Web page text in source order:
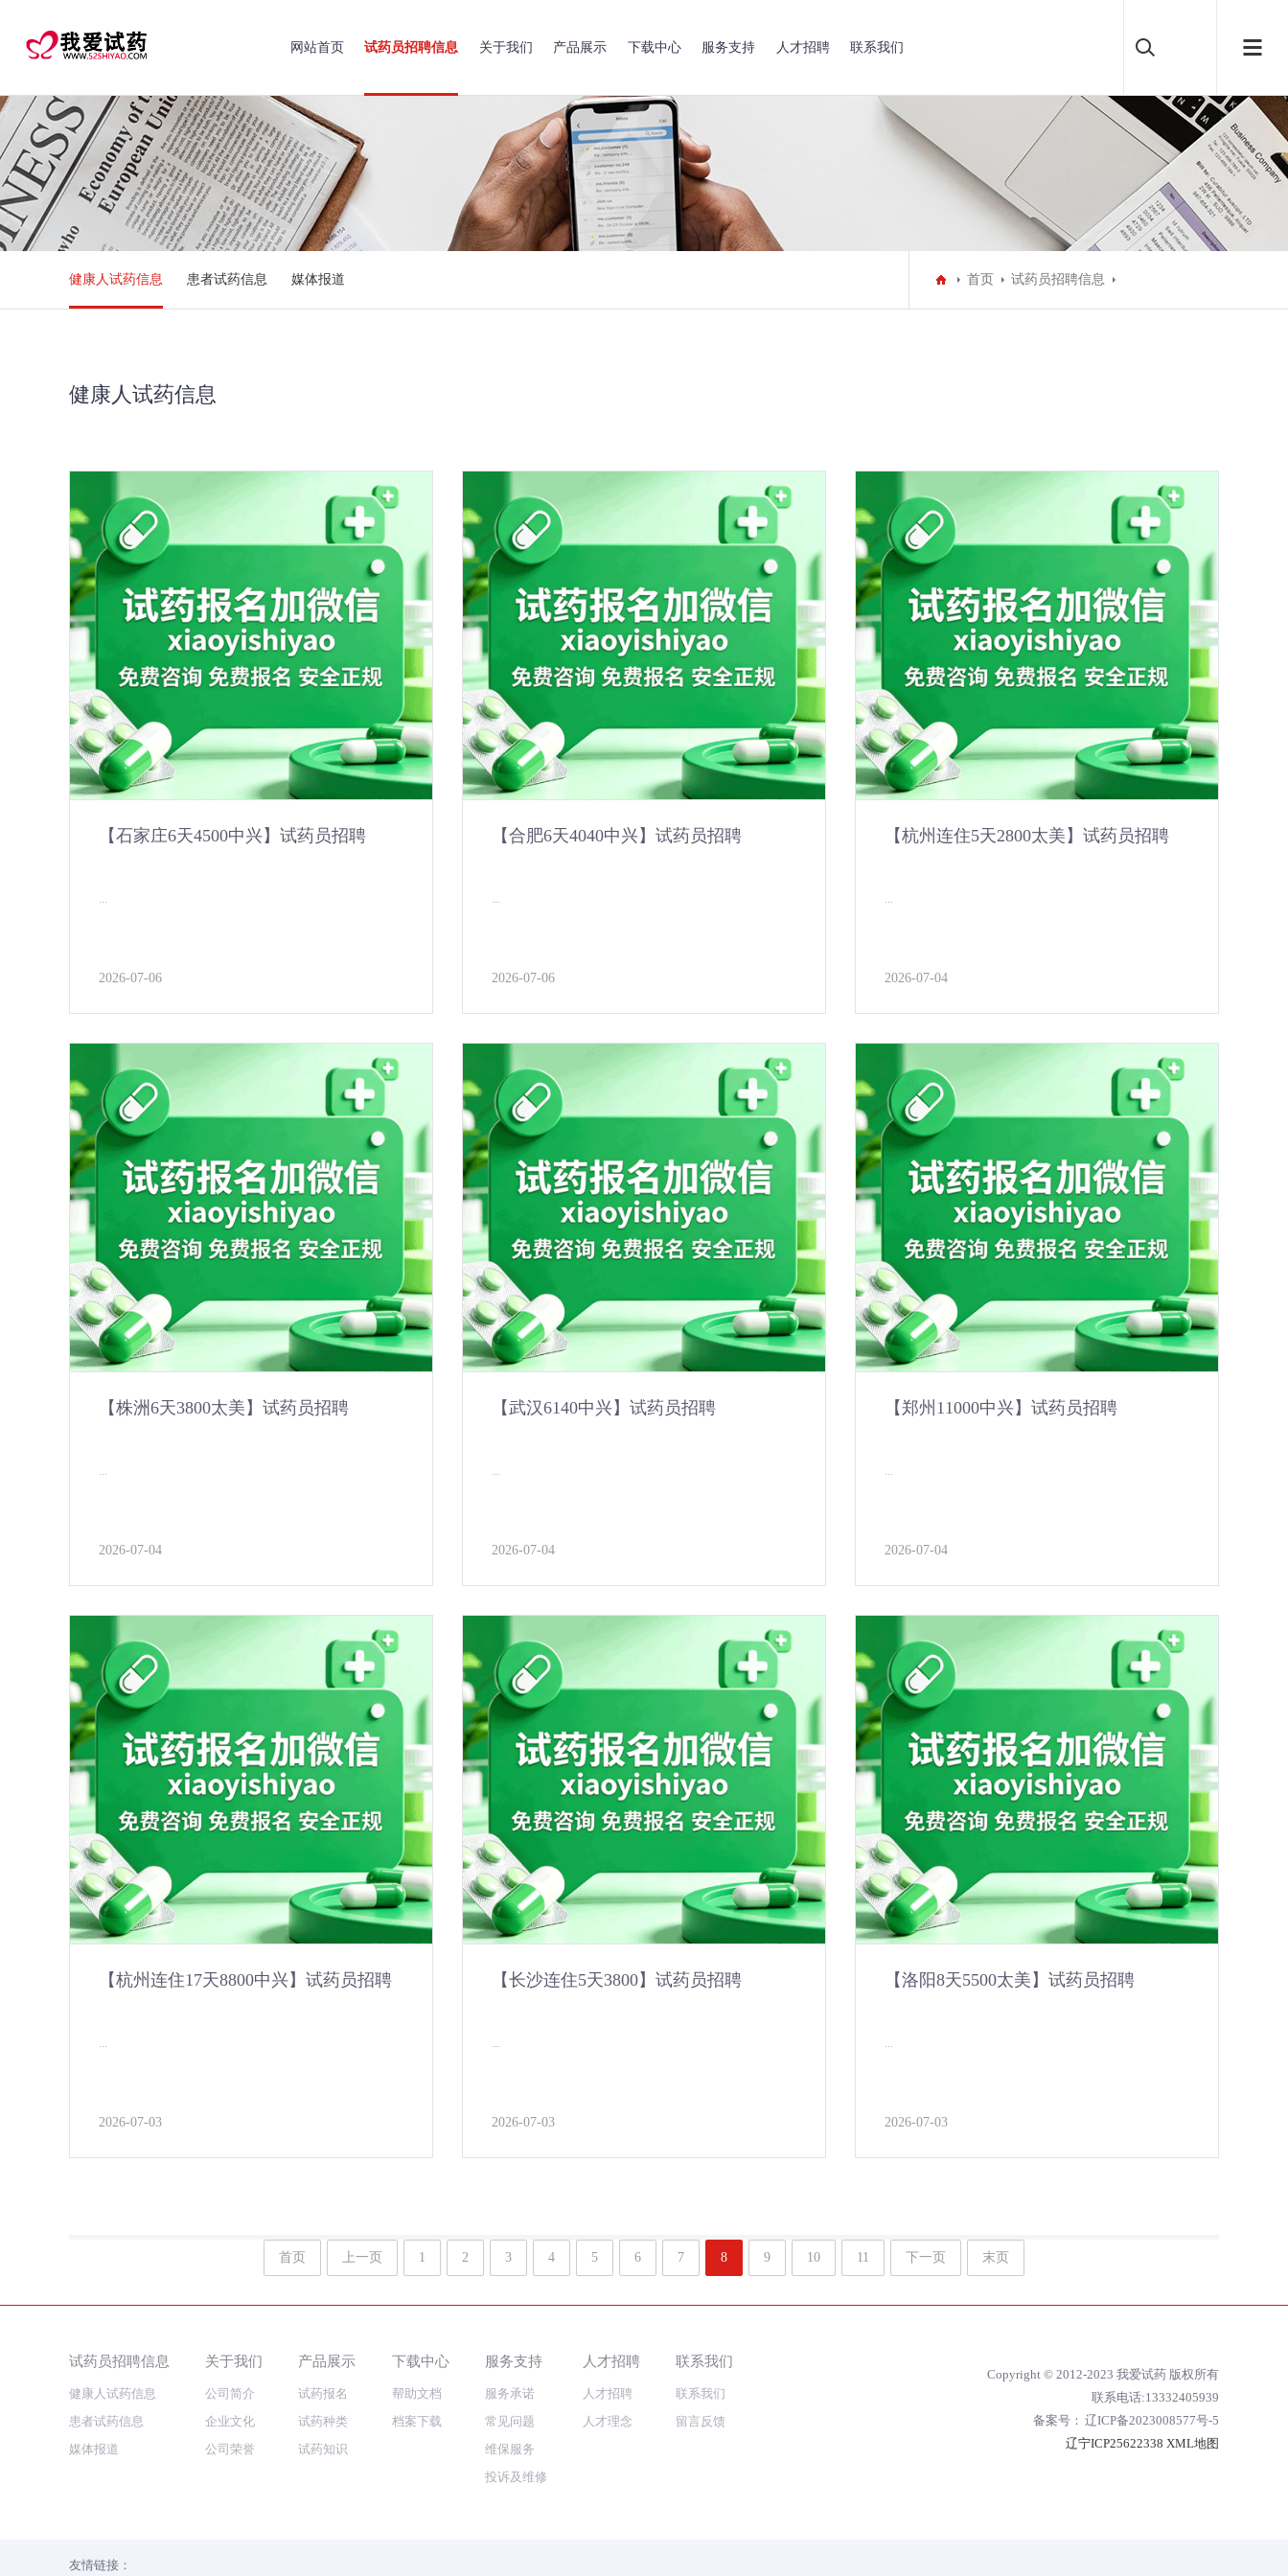
网站首页 试药员招聘信息 关于我们 产品展示 下载中心 服务支持 人才招聘 联系我们
健康人试药信息 患者试药信息 媒体报道 首页 试药员招聘信息
健康人试药信息
【石家庄6天4500中兴】试药员招聘
...
2026-07-06
【合肥6天4040中兴】试药员招聘
...
2026-07-06
【杭州连住5天2800太美】试药员招聘
...
2026-07-04
【株洲6天3800太美】试药员招聘
...
2026-07-04
【武汉6140中兴】试药员招聘
...
2026-07-04
【郑州11000中兴】试药员招聘
...
2026-07-04
【杭州连住17天8800中兴】试药员招聘
...
2026-07-03
【长沙连住5天3800】试药员招聘
...
2026-07-03
【洛阳8天5500太美】试药员招聘
...
2026-07-03
首页 上一页 1 2 3 4 5 6 7 8 9 10 11 下一页 末页
试药员招聘信息
健康人试药信息
患者试药信息
媒体报道
关于我们
公司简介
企业文化
公司荣誉
产品展示
试药报名
试药种类
试药知识
下载中心
帮助文档
档案下载
服务支持
服务承诺
常见问题
维保服务
投诉及维修
人才招聘
人才招聘
人才理念
联系我们
联系我们
留言反馈
Copyright © 2012-2023 我爱试药 版权所有
联系电话:13332405939
备案号： 辽ICP备2023008577号-5
辽宁ICP25622338 XML地图
友情链接：